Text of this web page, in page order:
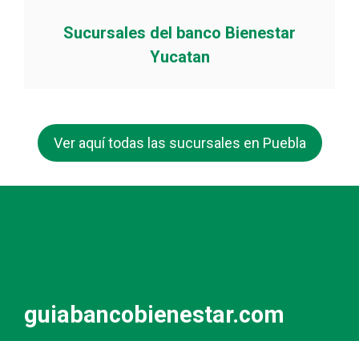
Sucursales del banco Bienestar
Yucatan
Ver aquí todas las sucursales en Puebla
guiabancobienestar.com